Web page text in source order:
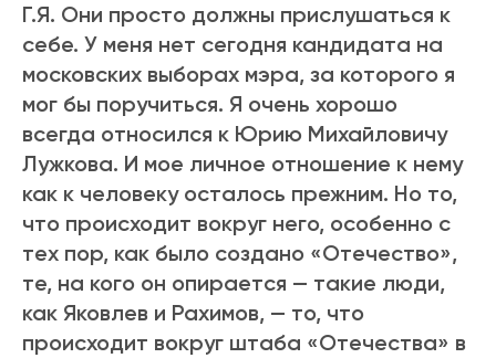
Г.Я. Они просто должны прислушаться к
себе. У меня нет сегодня кандидата на
московских выборах мэра, за которого я
мог бы поручиться. Я очень хорошо
всегда относился к Юрию Михайловичу
Лужкова. И мое личное отношение к нему
как к человеку осталось прежним. Но то,
что происходит вокруг него, особенно с
тех пор, как было создано «Отечество»,
те, на кого он опирается — такие люди,
как Яковлев и Рахимов, — то, что
происходит вокруг штаба «Отечества» в